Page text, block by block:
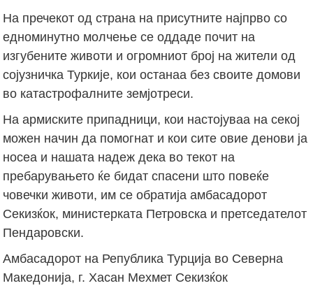
На пречекот од страна на присутните најпрвo со
едноминутно молчење се оддаде почит на
изгубените животи и огромниот број на жители од
сојузничка Туркије, кои останаа без своите домови
во катастрофалните земјотреси.
На армиските припадници, кои настојуваа на секој
можен начин да помогнат и кои сите овие денови ја
носеа и нашата надеж дека во текот на
пребарувањето ќе бидат спасени што повеќе
човечки животи, им се обратија амбасадорот
Секизќок, министерката Петровска и претседателот
Пендаровски.
Амбасадорот на Република Турција во Северна
Македонија, г. Хасан Мехмет Секизќок